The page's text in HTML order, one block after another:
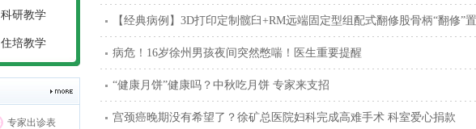
科研教学
住培教学
专家出诊表
【经典病例】3D打印定制髋臼+RM远端固定型组配式翻修股骨柄“翻修
病危！16岁徐州男孩夜间突然憋喘！医生重要提醒
“健康月饼”健康吗？中秋吃月饼 专家来支招
宫颈癌晚期没有希望了？徐矿总医院妇科完成高难手术 科室爱心捐款